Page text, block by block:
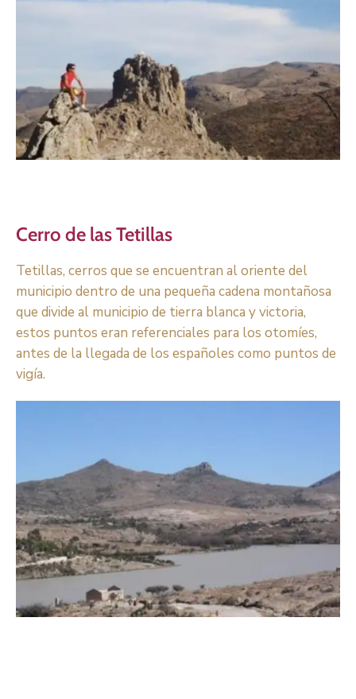
Cerro de las Tetillas
Tetillas, cerros que se encuentran al oriente del
municipio dentro de una pequeña cadena montañosa
que divide al municipio de tierra blanca y victoria,
estos puntos eran referenciales para los otomíes,
antes de la llegada de los españoles como puntos de
vigía.